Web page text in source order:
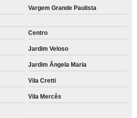
Vargem Grande Paulista
Centro
Jardim Veloso
Jardim Ângela Maria
Vila Cretti
Vila Mercês